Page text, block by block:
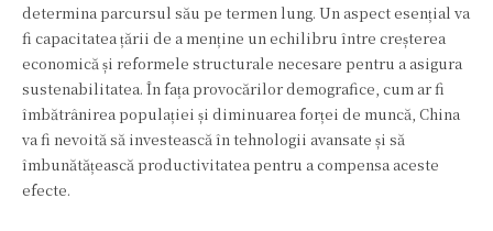
determina parcursul său pe termen lung. Un aspect esențial va
fi capacitatea țării de a menține un echilibru între creșterea
economică și reformele structurale necesare pentru a asigura
sustenabilitatea. În fața provocărilor demografice, cum ar fi
îmbătrânirea populației și diminuarea forței de muncă, China
va fi nevoită să investească în tehnologii avansate și să
îmbunătățească productivitatea pentru a compensa aceste
efecte.